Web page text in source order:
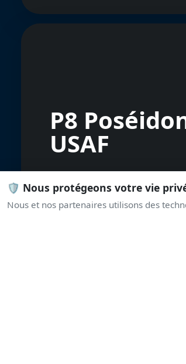
🛡️ Nous protégeons votre vie
Nous et nos partenaires utilisons des
P8
USAF